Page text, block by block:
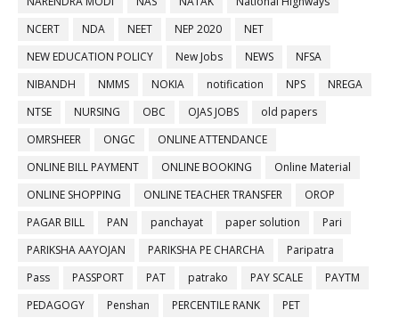
NCERT
NDA NEET NEP 2020
NET
NEW EDUCATION POLICY
New Jobs NEWS
NFSA
NIBANDH
NMMS NOKIA notification NPS
NREGA
NTSE
NURSING OBC OJAS JOBS
old papers
OMRSHEER
ONGC
ONLINE ATTENDANCE
ONLINE BILL PAYMENT
ONLINE BOOKING
Online Material
ONLINE SHOPPING
ONLINE TEACHER TRANSFER
OROP
PAGAR BILL
PAN panchayat paper solution
Pari
PARIKSHA AAYOJAN
PARIKSHA PE CHARCHA
Paripatra
Pass
PASSPORT PAT patrako PAY SCALE
PAYTM
PEDAGOGY
Penshan PERCENTILE RANK
PET